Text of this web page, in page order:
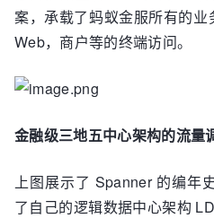
案，承载了蚂蚁金服所有的业
Web，商户等的终端访问。
金融级三地五中心架构的流量
上图展示了 Spanner 的编年
了自己的逻辑数据中心架构